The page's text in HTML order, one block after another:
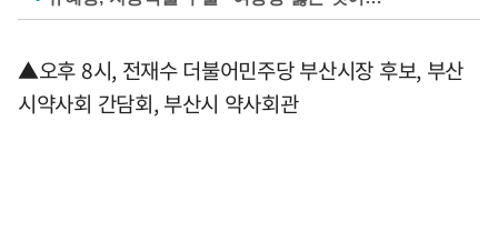
▲오후 8시, 전재수 더불어민주당 부산시장 후보, 부산
시약사회 간담회, 부산시 약사회관